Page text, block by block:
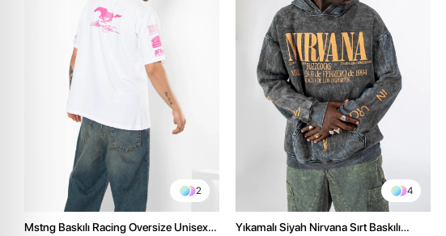
2
Mstng Baskılı Racing Oversize Unisex
4
Yıkamalı Siyah Nirvana Sırt Baskılı